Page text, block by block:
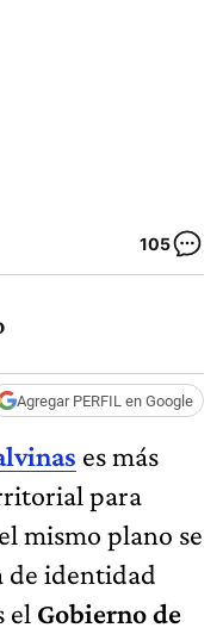
105
Agregar PERFIL en Google
es más
para
mismo plano se
de identidad
el Gobierno de